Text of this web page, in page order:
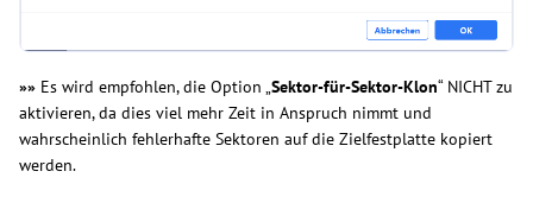
»» Es wird empfohlen, die Option „Sektor-für-Sektor-Klon“ NICHT zu
aktivieren, da dies viel mehr Zeit in Anspruch nimmt und
wahrscheinlich fehlerhafte Sektoren auf die Zielfestplatte kopiert
werden.